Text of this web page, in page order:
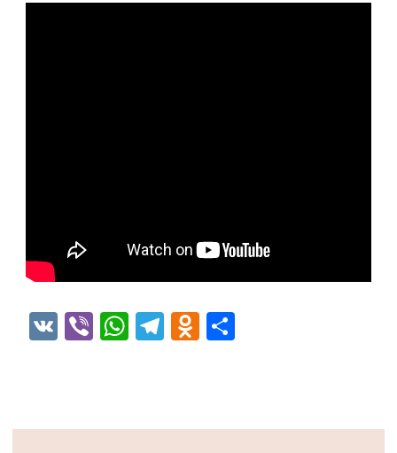
VK ViberWhatsApp
Telegram
Odnoklassniki